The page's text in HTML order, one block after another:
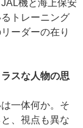
機と海上保安
トレーニング
ーダーの在り
スな人物の思
一体何か。そ
、視点も異な